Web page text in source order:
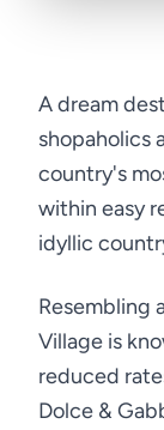
A dream
shopaholics
country's
within easy
idyllic
Resembling
Village is
reduced
Dolce &